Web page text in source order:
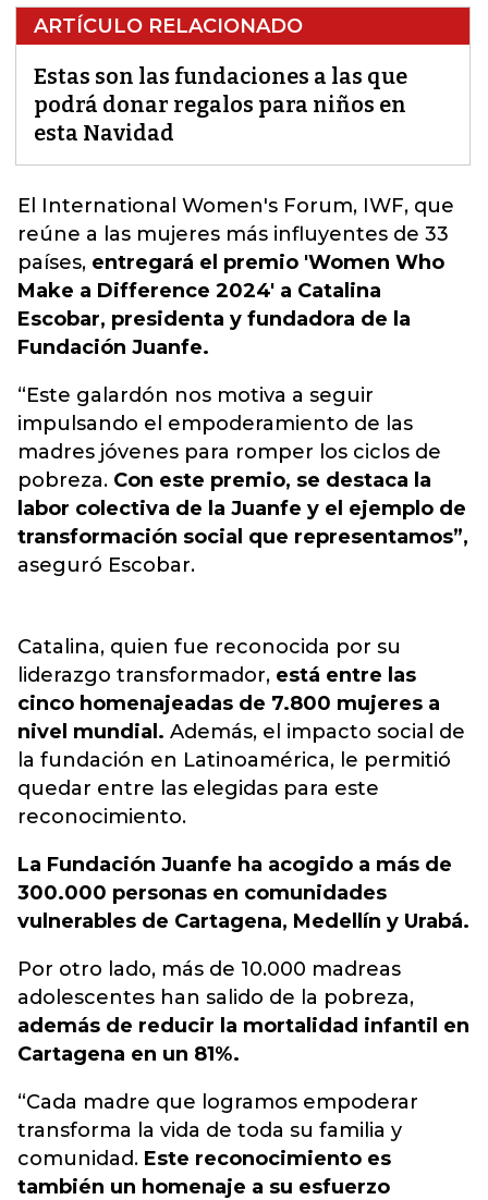
ARTÍCULO RELACIONADO
Estas son las fundaciones a las que
podrá donar regalos para niños en
esta Navidad
El International Women's Forum, IWF, que
reúne a las mujeres más influyentes de 33
países, entregará el premio 'Women Who
Make a Difference 2024' a Catalina
Escobar, presidenta y fundadora de la
Fundación Juanfe.
“Este galardón nos motiva a seguir
impulsando el empoderamiento de las
madres jóvenes para romper los ciclos de
pobreza. Con este premio, se destaca la
labor colectiva de la Juanfe y el ejemplo de
transformación social que representamos”,
aseguró Escobar.
Catalina, quien fue reconocida por su
liderazgo transformador, está entre las
cinco homenajeadas de 7.800 mujeres a
nivel mundial. Además, el impacto social de
la fundación en Latinoamérica, le permitió
quedar entre las elegidas para este
reconocimiento.
La Fundación Juanfe ha acogido a más de
300.000 personas en comunidades
vulnerables de Cartagena, Medellín y Urabá.
Por otro lado, más de 10.000 madreas
adolescentes han salido de la pobreza,
además de reducir la mortalidad infantil en
Cartagena en un 81%.
“Cada madre que logramos empoderar
transforma la vida de toda su familia y
comunidad. Este reconocimiento es
también un homenaje a su esfuerzo